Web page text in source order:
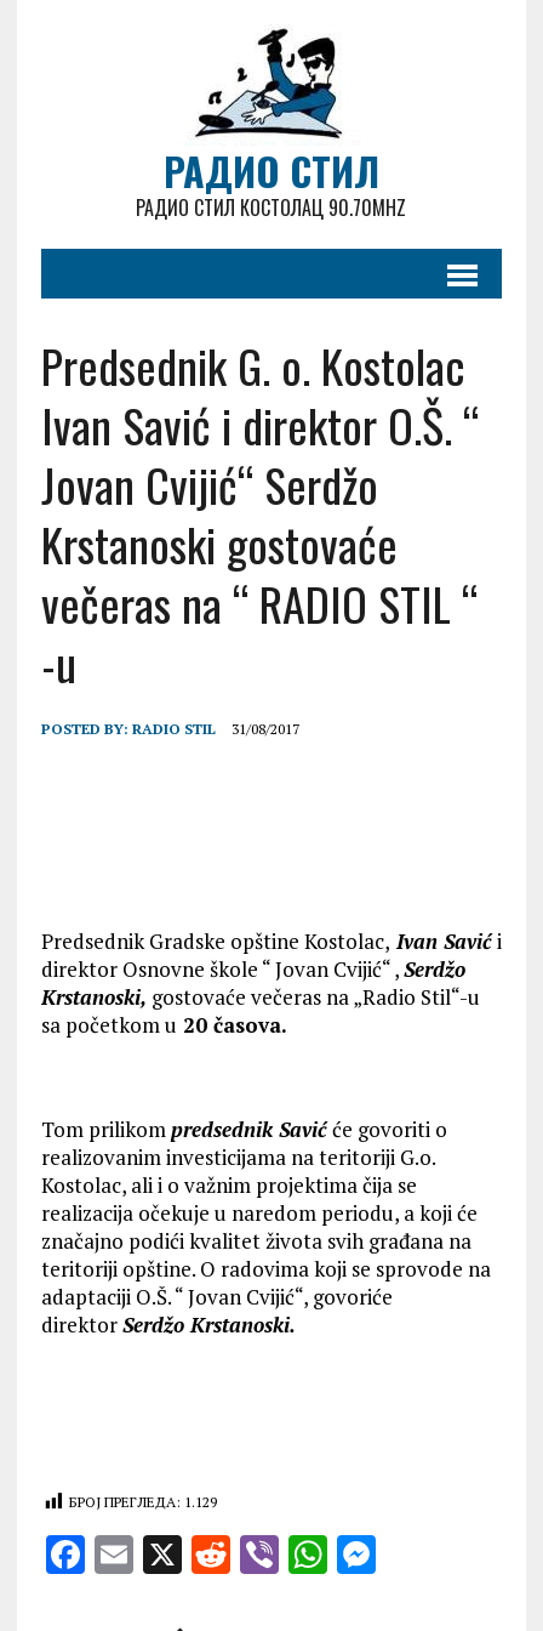
РАДИО СТИЛ
РАДИО СТИЛ КОСТОЛАЦ 90.70MHZ
Predsednik G. o. Kostolac
Ivan Savić i direktor O.Š. “
Jovan Cvijić“ Serdžo
Krstanoski gostovaće
večeras na “ RADIO STIL “
-u
POSTED BY: RADIO STIL 31/08/2017
Predsednik Gradske opštine Kostolac, Ivan Savići
direktor Osnovne škole “ Jovan Cvijić“ ,Serdžo
Krstanoski, gostovaće večeras na „Radio Stil“-u
sa početkom u 20 časova.
Tom prilikompredsednik Savićće govoriti o
realizovanim investicijama na teritoriji G.o.
Kostolac, ali i o važnim projektima čija se
realizacija očekuje u naredom periodu, a koji će
značajno podići kvalitet života svih građana na
teritoriji opštine. O radovima koji se sprovode na
adaptaciji O.Š. “ Jovan Cvijić“, govoriće
direktorSerdžo Krstanoski.
БРОЈ ПРЕГЛЕДА: 1.129
F E X R V WM